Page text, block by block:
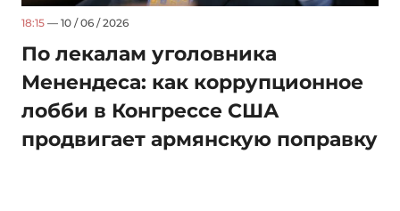
18:15 — 10 / 06 / 2026
По лекалам уголовника
Менендеса: как коррупционное
лобби в Конгрессе США
продвигает армянскую поправку